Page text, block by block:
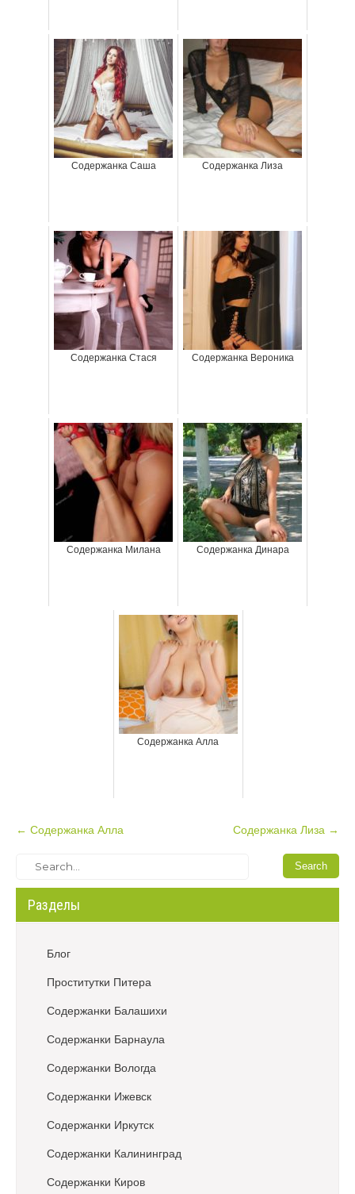
Содержанка Саша Содержанка Лиза
Содержанка Стася Содержанка Вероника
Содержанка Милана Содержанка Динара
Содержанка Алла
P
t
← Содержанка Алла Содержанка Лиза →
Разделы
Блог
Проститутки Питера
Содержанки Балашихи
Содержанки Барнаула
Содержанки Вологда
Содержанки Ижевск
Содержанки Иркутск
Содержанки Калининград
Содержанки Киров